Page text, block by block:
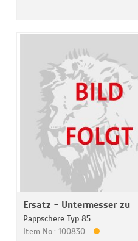
Ersatz - Untermesser zu
Pappschere Typ 85
Item No.: 100830